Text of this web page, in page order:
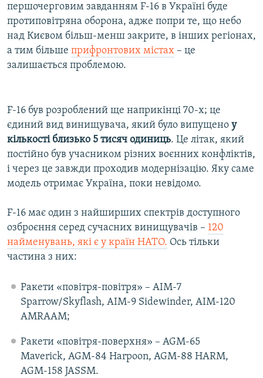
першочерговим завданням F-16 в Україні буде
протиповітряна оборона, адже попри те, що небо
над Києвом більш-менш закрите, в інших регіонах,
а тим більше прифронтових містах – це
залишається проблемою.
F-16 був розроблений ще наприкінці 70-х; це
єдиний вид винищувача, який було випущено у
кількості близько 5 тисяч одиниць. Це літак, який
постійно був учасником різних воєнних конфліктів,
і через це завжди проходив модернізацію. Яку саме
модель отримає Україна, поки невідомо.
F-16 має один з найширших спектрів доступного
озброєння серед сучасних винищувачів – 120
найменувань, які є у країн НАТО. Ось тільки
частина з них:
Ракети «повітря-повітря» – AIM-7
Sparrow/Skyflash, AIM-9 Sidewinder, AIM-120
AMRAAM;
Ракети «повітря-поверхня» – AGM-65
Maverick, AGM-84 Harpoon, AGM-88 HARM,
AGM-158 JASSM.